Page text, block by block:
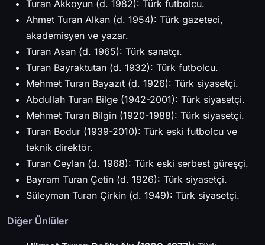
Turan Akkoyun (d. 1982): Türk futbolcu.
Ahmet Turan Alkan (d. 1954): Türk gazeteci,
akademisyen ve yazar.
Turan Asan (d. 1965): Türk sanatçı.
Turan Bayraktutan (d. 1932): Türk futbolcu.
Mehmet Turan Bayazıt (d. 1926): Türk siyasetçi.
Abdullah Turan Bilge (1942-2001): Türk siyasetçi.
Mehmet Turan Bilgin (1920-1988): Türk siyasetçi.
Turan Bodur (1939-2010): Türk eski futbolcu ve
teknik direktör.
Turan Ceylan (d. 1968): Türk eski serbest güreşçi.
Bayram Turan Çetin (d. 1926): Türk siyasetçi.
Süleyman Turan Çirkin (d. 1949): Türk siyasetçi.
Diğer Ünlüler